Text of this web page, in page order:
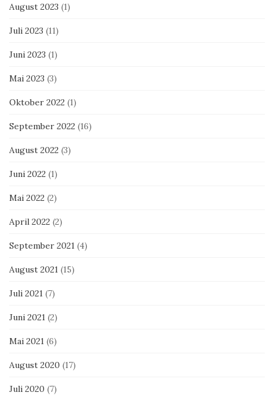
August 2023 (1)
Juli 2023 (11)
Juni 2023 (1)
Mai 2023 (3)
Oktober 2022 (1)
September 2022 (16)
August 2022 (3)
Juni 2022 (1)
Mai 2022 (2)
April 2022 (2)
September 2021 (4)
August 2021 (15)
Juli 2021 (7)
Juni 2021 (2)
Mai 2021 (6)
August 2020 (17)
Juli 2020 (7)